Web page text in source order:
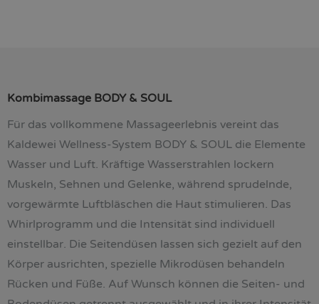
Kombimassage BODY & SOUL
Für das vollkommene Massageerlebnis vereint das
Kaldewei Wellness-System BODY & SOUL die Elemente
Wasser und Luft. Kräftige Wasserstrahlen lockern
Muskeln, Sehnen und Gelenke, während sprudelnde,
vorgewärmte Luftbläschen die Haut stimulieren. Das
Whirlprogramm und die Intensität sind individuell
einstellbar. Die Seitendüsen lassen sich gezielt auf den
Körper ausrichten, spezielle Mikrodüsen behandeln
Rücken und Füße. Auf Wunsch können die Seiten- und